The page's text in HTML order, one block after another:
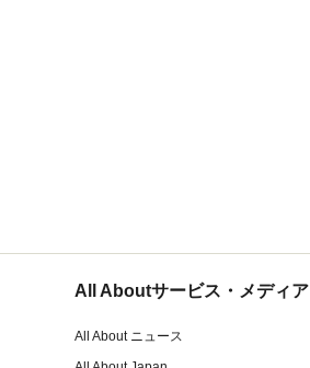
All Aboutサービス・メディア
All About ニュース